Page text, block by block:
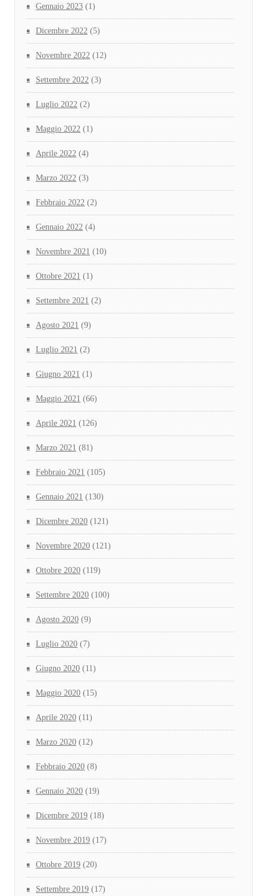
Gennaio 2023 (1)
Dicembre 2022 (5)
Novembre 2022 (12)
Settembre 2022 (3)
Luglio 2022 (2)
Maggio 2022 (1)
Aprile 2022 (4)
Marzo 2022 (3)
Febbraio 2022 (2)
Gennaio 2022 (4)
Novembre 2021 (10)
Ottobre 2021 (1)
Settembre 2021 (2)
Agosto 2021 (9)
Luglio 2021 (2)
Giugno 2021 (1)
Maggio 2021 (66)
Aprile 2021 (126)
Marzo 2021 (81)
Febbraio 2021 (105)
Gennaio 2021 (130)
Dicembre 2020 (121)
Novembre 2020 (121)
Ottobre 2020 (119)
Settembre 2020 (100)
Agosto 2020 (9)
Luglio 2020 (7)
Giugno 2020 (11)
Maggio 2020 (15)
Aprile 2020 (11)
Marzo 2020 (12)
Febbraio 2020 (8)
Gennaio 2020 (19)
Dicembre 2019 (18)
Novembre 2019 (17)
Ottobre 2019 (20)
Settembre 2019 (17)